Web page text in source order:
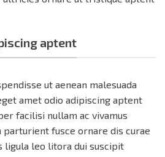
aptent
ut aenean malesuada
amet odio adipiscing aptent
facilisi nullam ac vivamus
parturient fusce ornare dis curae
ligula leo litora dui suscipit